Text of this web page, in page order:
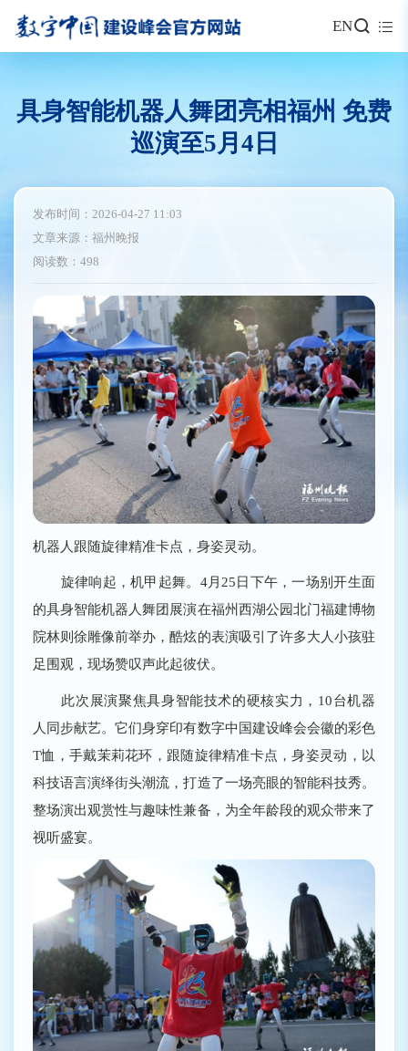
EN
具身智能机器人舞团亮相福州 免费
巡演至5月4日
发布时间：2026-04-27 11:03
文章来源：福州晚报
阅读数：498
机器人跟随旋律精准卡点，身姿灵动。
旋律响起，机甲起舞。4月25日下午，一场别开生面
的具身智能机器人舞团展演在福州西湖公园北门福建博物
院林则徐雕像前举办，酷炫的表演吸引了许多大人小孩驻
足围观，现场赞叹声此起彼伏。
此次展演聚焦具身智能技术的硬核实力，10台机器
人同步献艺。它们身穿印有数字中国建设峰会会徽的彩色
T恤，手戴茉莉花环，跟随旋律精准卡点，身姿灵动，以
科技语言演绎街头潮流，打造了一场亮眼的智能科技秀。
整场演出观赏性与趣味性兼备，为全年龄段的观众带来了
视听盛宴。